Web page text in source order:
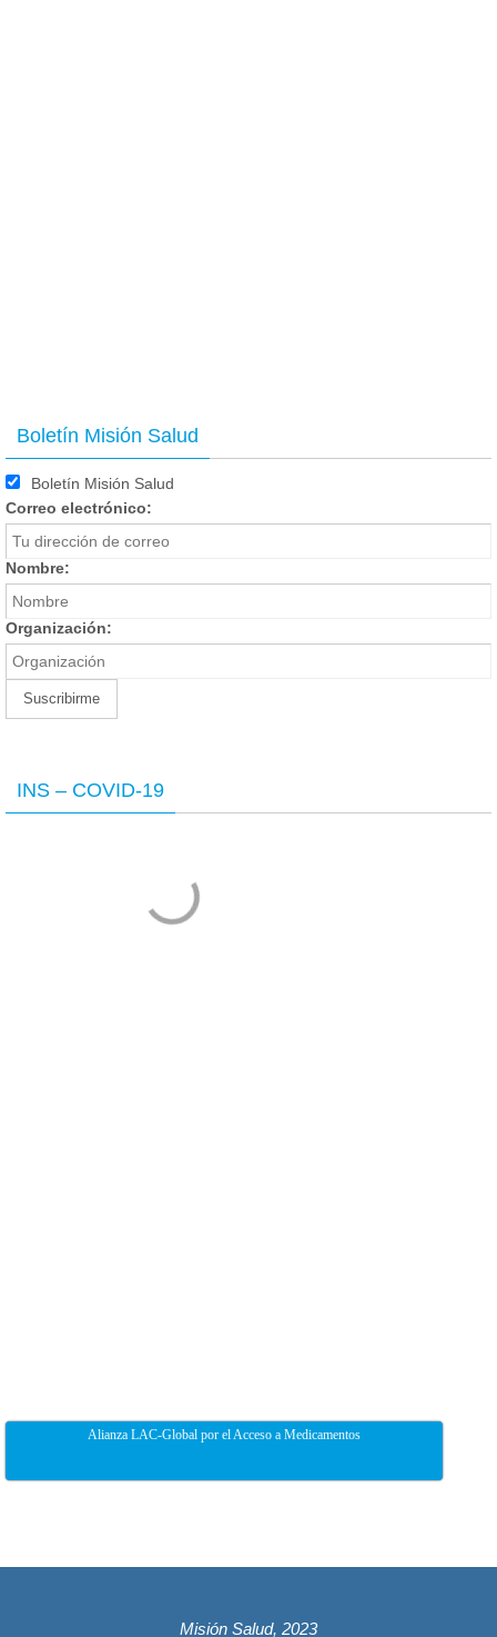
Boletín Misión Salud
Boletín Misión Salud
Correo electrónico:
Nombre:
Organización:
INS – COVID-19
Alianza LAC-Global por el Acceso a Medicamentos
Misión Salud, 2023